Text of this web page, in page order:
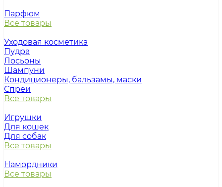
Парфюм
Все товары
Уходовая косметика
Пудра
Лосьоны
Шампуни
Кондиционеры, бальзамы, маски
Спреи
Все товары
Игрушки
Для кошек
Для собак
Все товары
Намордники
Все товары